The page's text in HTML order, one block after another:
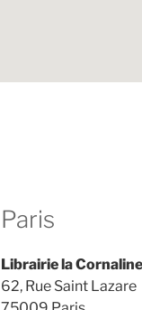
Paris
Librairie la Cornaline
62, Rue Saint Lazare